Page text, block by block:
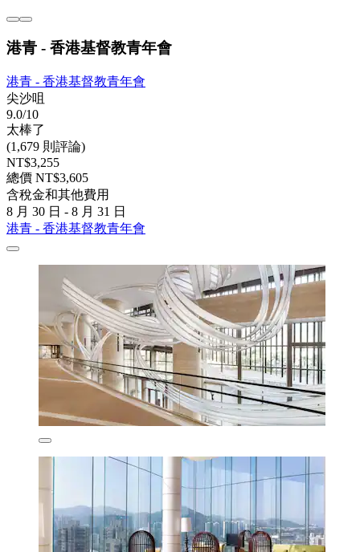
港青 - 香港基督教青年會
港青 - 香港基督教青年會
尖沙咀
9.0/10
太棒了
(1,679 則評論)
NT$3,255
總價 NT$3,605
含稅金和其他費用
8 月 30 日 - 8 月 31 日
港青 - 香港基督教青年會